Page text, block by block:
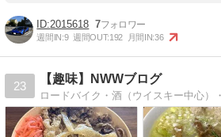
2015618 7
週間IN:9 週間OUT:192 月間IN:36
23
【趣味】NWWブログ